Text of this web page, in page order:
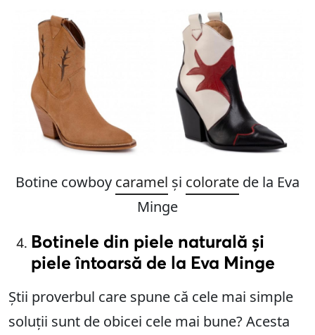
Botine cowboy caramel și colorate de la Eva
Minge
Botinele din piele naturală și
piele întoarsă de la Eva Minge
Știi proverbul care spune că cele mai simple
soluții sunt de obicei cele mai bune? Acesta